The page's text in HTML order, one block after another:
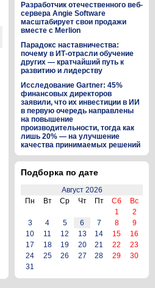
Разработчик отечественного веб-
сервера Angie Software
масштабирует свои продажи
вместе с Merlion
Парадокс наставничества:
почему в ИТ-отрасли обучение
других — кратчайший путь к
развитию и лидерству
Исследование Gartner: 45%
финансовых директоров
заявили, что их инвестиции в ИИ
в первую очередь направлены
на повышение
производительности, тогда как
лишь 20% — на улучшение
качества принимаемых решений
Подборка по дате
Август 2026
Пн
Вт Ср Чт Пт Сб
Вс
1
2
3
4 5 6 7 8
9
10
11 12 13 14 15
16
17
18 19 20 21 22
23
24
25 26 27 28 29
30
31